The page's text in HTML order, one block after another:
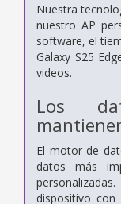
Nuestra
nuestro AP
software, el
Galaxy S25
videos.
Los
El motor de
datos más
dispositivo con